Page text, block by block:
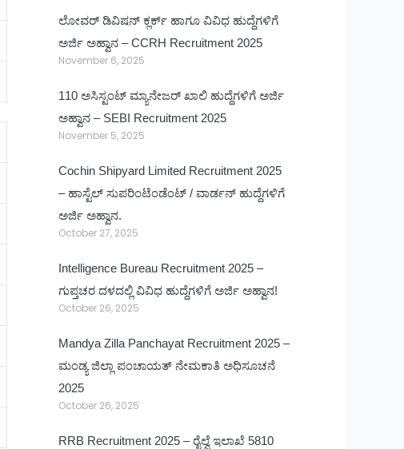
ಲೋವರ್ ಡಿವಿಷನ್ ಕ್ಲರ್ಕ್ ಹಾಗೂ ವಿವಿಧ ಹುದ್ದೆಗಳಿಗೆ
ಅರ್ಜಿ ಅಹ್ವಾನ – CCRH Recruitment 2025
November 6, 2025
110 ಅಸಿಸ್ಟಂಟ್ ಮ್ಯಾನೇಜರ್ ಖಾಲಿ ಹುದ್ದೆಗಳಿಗೆ ಅರ್ಜಿ
ಅಹ್ವಾನ – SEBI Recruitment 2025
November 5, 2025
Cochin Shipyard Limited Recruitment 2025
– ಹಾಸ್ಟೆಲ್ ಸುಪರಿಂಟೆಂಡೆಂಟ್ / ವಾರ್ಡನ್ ಹುದ್ದೆಗಳಿಗೆ
ಅರ್ಜಿ ಅಹ್ವಾನ.
October 27, 2025
Intelligence Bureau Recruitment 2025 –
ಗುಪ್ತಚರ ದಳದಲ್ಲಿ ವಿವಿಧ ಹುದ್ದೆಗಳಿಗೆ ಅರ್ಜಿ ಅಹ್ವಾನ!
October 26, 2025
Mandya Zilla Panchayat Recruitment 2025 –
ಮಂಡ್ಯ ಜಿಲ್ಲಾ ಪಂಚಾಯತ್ ನೇಮಕಾತಿ ಅಧಿಸೂಚನೆ
2025
October 26, 2025
RRB Recruitment 2025 – ರೈಲ್ವೆ ಇಲಾಖೆ 5810